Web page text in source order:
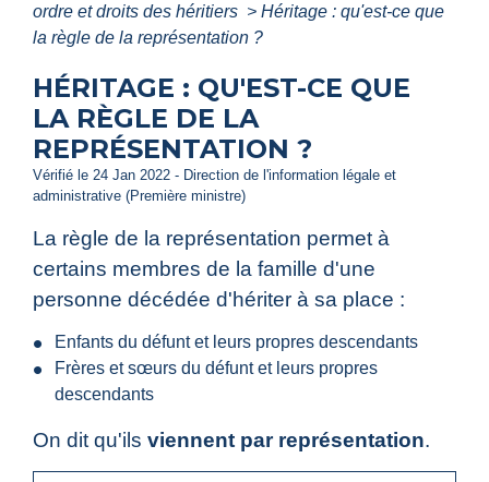
ordre et droits des héritiers > Héritage : qu'est-ce que
la règle de la représentation ?
HÉRITAGE : QU'EST-CE QUE
LA RÈGLE DE LA
REPRÉSENTATION ?
Vérifié le 24 Jan 2022 - Direction de l'information légale et
administrative (Première ministre)
La règle de la représentation permet à
certains membres de la famille d'une
personne décédée d'hériter à sa place :
Enfants du défunt et leurs propres descendants
Frères et sœurs du défunt et leurs propres
descendants
On dit qu'ils viennent par représentation.